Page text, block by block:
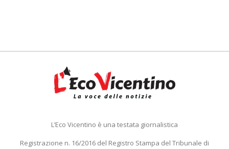
L’Eco Vicentino è una testata giornalistica
Registrazione n. 16/2016 del Registro Stampa del Tribunale di